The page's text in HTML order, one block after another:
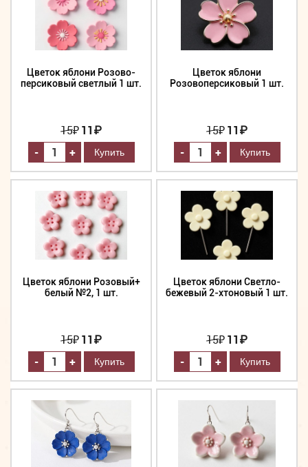
Цветок яблони Розово-
персиковый светлый 1 шт.
15₽11₽
-
+
Цветок яблони
Розовоперсиковый 1 шт.
15₽11₽
-
+
Цветок яблони Розовый+
белый №2, 1 шт.
15₽11₽
-
+
Цветок яблони Светло-
бежевый 2-хтоновый 1 шт.
15₽11₽
-
+